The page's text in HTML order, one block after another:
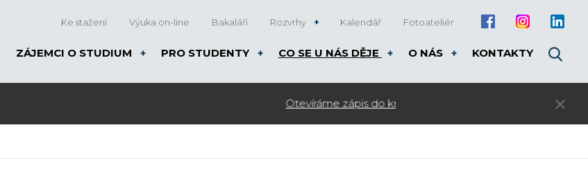
Ke stažení Výuka on-line Bakaláři Rozvrhy Kalendář Fotoateliér
ZÁJEMCI O STUDIUM PRO STUDENTY CO SE U NÁS DĚJE O NÁS KONTAKTY
3. kolo přijímacího řízení pro rok